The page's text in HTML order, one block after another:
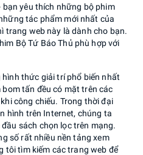
bạn yêu thích những bộ phim
tác phẩm mới nhất của
trang web này là dành cho bạn.
Bộ Tứ Báo Thủ phù hợp với
thức giải trí phổ biến nhất
bom tấn đều có mặt trên các
công chiếu. Trong thời đại
hình trên Internet, chúng ta
sách chọn lọc trên mạng.
số rất nhiều nền tảng xem
tôi tìm kiếm các trang web để